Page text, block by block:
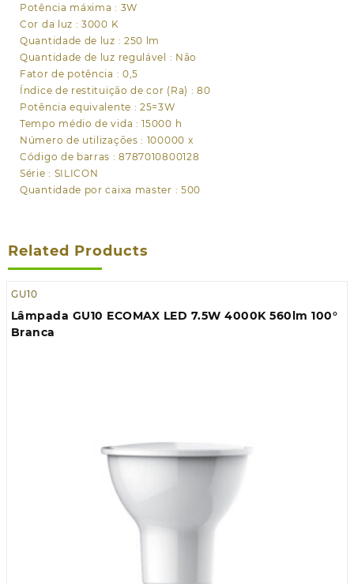
Potência máxima : 3W
Cor da luz : 3000 K
Quantidade de luz : 250 lm
Quantidade de luz regulável : Não
Fator de potência : 0,5
Índice de restituição de cor (Ra) : 80
Potência equivalente : 25=3W
Tempo médio de vida : 15000 h
Número de utilizações : 100000 x
Código de barras : 8787010800128
Série : SILICON
Quantidade por caixa master : 500
Related Products
GU10
Lâmpada GU10 ECOMAX LED 7.5W 4000K 560lm 100°
Branca